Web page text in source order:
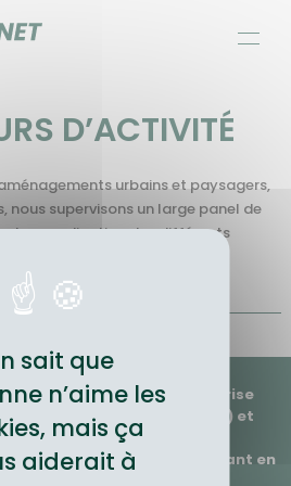
D’ACTIVITÉ
urbains et paysagers,
supervisons un large panel de
la coordination des différents
bureau d’études et maitrise
(Voirie et Réseaux Divers) et
Paysage
service des clients, en prenant en
manières de concevoir
sait que
n’aime les
mais ça
aiderait à